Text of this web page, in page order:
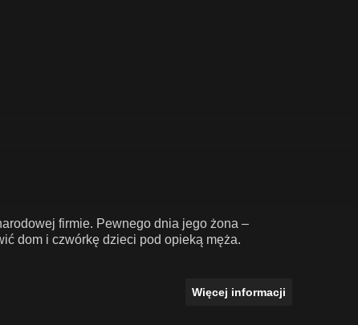
firmie. Pewnego dnia jego żona –
dom i czwórkę dzieci pod opieką męża.
Więcej informacji